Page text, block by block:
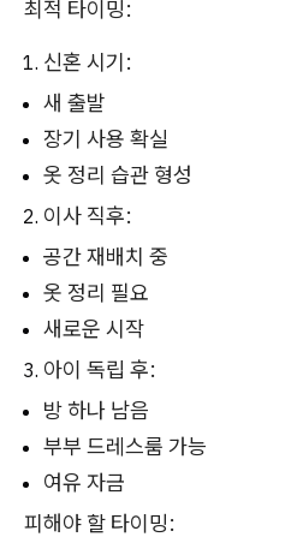
최적 타이밍:
신혼 시기:
새 출발
장기 사용 확실
옷 정리 습관 형성
이사 직후:
공간 재배치 중
옷 정리 필요
새로운 시작
아이 독립 후:
방 하나 남음
부부 드레스룸 가능
여유 자금
피해야 할 타이밍: